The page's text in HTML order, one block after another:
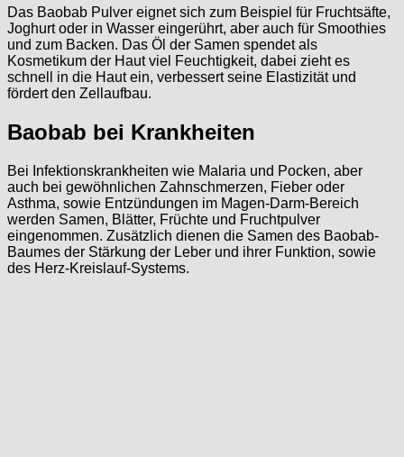
Das Baobab Pulver eignet sich zum Beispiel für Fruchtsäfte,
Joghurt oder in Wasser eingerührt, aber auch für Smoothies
und zum Backen. Das Öl der Samen spendet als
Kosmetikum der Haut viel Feuchtigkeit, dabei zieht es
schnell in die Haut ein, verbessert seine Elastizität und
fördert den Zellaufbau.
Baobab bei Krankheiten
Bei Infektionskrankheiten wie Malaria und Pocken, aber
auch bei gewöhnlichen Zahnschmerzen, Fieber oder
Asthma, sowie Entzündungen im Magen-Darm-Bereich
werden Samen, Blätter, Früchte und Fruchtpulver
eingenommen. Zusätzlich dienen die Samen des Baobab-
Baumes der Stärkung der Leber und ihrer Funktion, sowie
des Herz-Kreislauf-Systems.